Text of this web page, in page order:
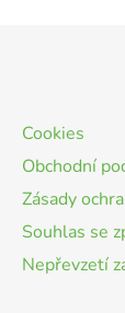
Cookies
Obchodní
Zásady
Souhlas se
Nepřevzetí